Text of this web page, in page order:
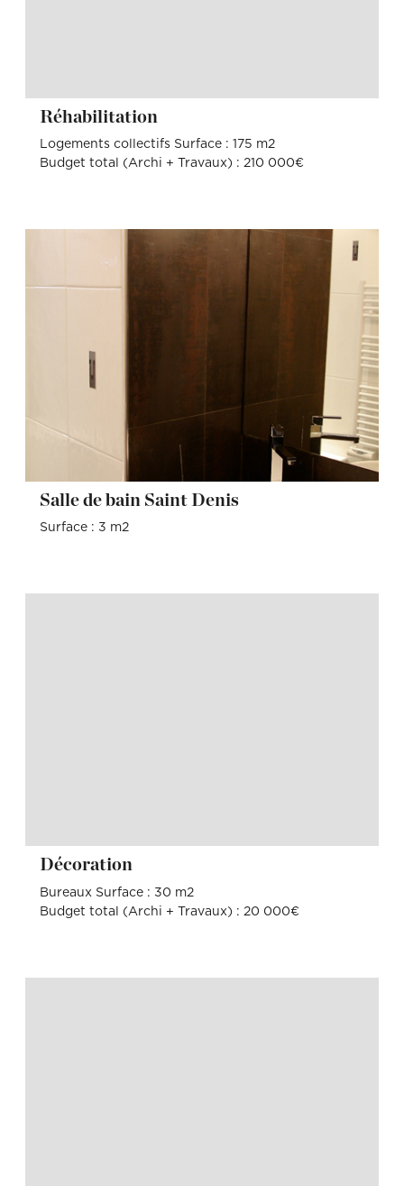
Réhabilitation
Logements collectifs Surface : 175 m2
Budget total (Archi + Travaux) : 210 000€
Salle de bain Saint Denis
Surface : 3 m2
Décoration
Bureaux Surface : 30 m2
Budget total (Archi + Travaux) : 20 000€